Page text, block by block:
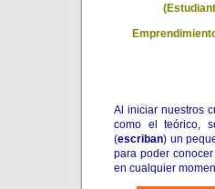
Al iniciar nuestros
como el teórico,
(escriban) un
para poder
en cualquier